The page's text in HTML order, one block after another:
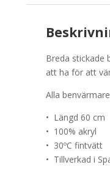
Breda stickade
att ha för att
Alla
• Längd 60 cm
• 100% akryl
• 30ºC fintvätt
• Tillverkad i